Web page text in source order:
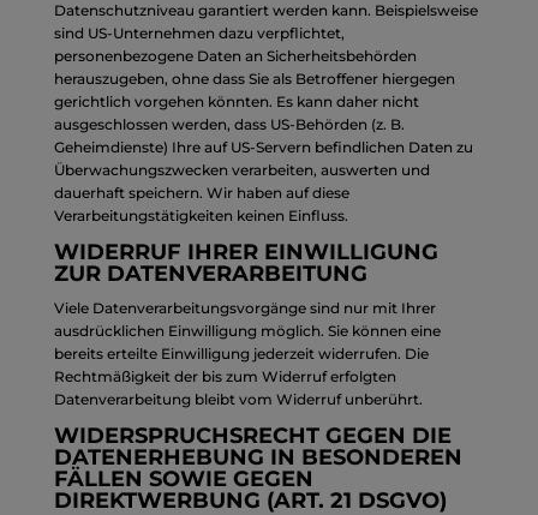
Datenschutzniveau garantiert werden kann. Beispielsweise
sind US-Unternehmen dazu verpflichtet,
personenbezogene Daten an Sicherheitsbehörden
herauszugeben, ohne dass Sie als Betroffener hiergegen
gerichtlich vorgehen könnten. Es kann daher nicht
ausgeschlossen werden, dass US-Behörden (z. B.
Geheimdienste) Ihre auf US-Servern befindlichen Daten zu
Überwachungszwecken verarbeiten, auswerten und
dauerhaft speichern. Wir haben auf diese
Verarbeitungstätigkeiten keinen Einfluss.
WIDERRUF IHRER EINWILLIGUNG
ZUR DATENVERARBEITUNG
Viele Datenverarbeitungsvorgänge sind nur mit Ihrer
ausdrücklichen Einwilligung möglich. Sie können eine
bereits erteilte Einwilligung jederzeit widerrufen. Die
Rechtmäßigkeit der bis zum Widerruf erfolgten
Datenverarbeitung bleibt vom Widerruf unberührt.
WIDERSPRUCHSRECHT GEGEN DIE
DATENERHEBUNG IN BESONDEREN
FÄLLEN SOWIE GEGEN
DIREKTWERBUNG (ART. 21 DSGVO)